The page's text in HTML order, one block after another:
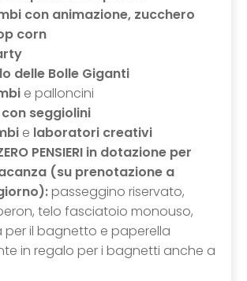
con animazione, zucchero
corn
delle Bolle Giganti
e palloncini
seggiolini
e laboratori creativi
PENSIERI in dotazione per
(su prenotazione a
passeggino riservato,
telo fasciatoio monouso,
il bagnetto e paperella
in regalo per i bagnetti anche a